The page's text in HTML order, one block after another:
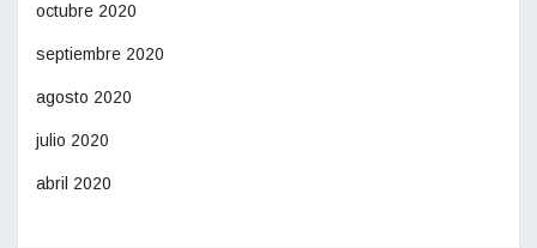
octubre 2020
septiembre 2020
agosto 2020
julio 2020
abril 2020